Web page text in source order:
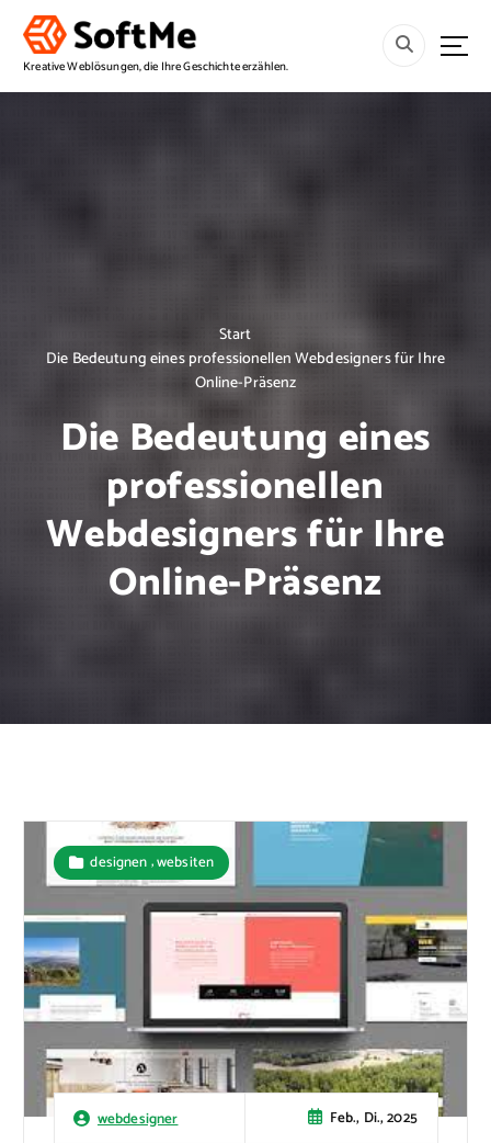
Kreative Weblösungen, die Ihre Geschichte erzählen.
Start
Die Bedeutung eines professionellen Webdesigners für Ihre
Online-Präsenz
Die Bedeutung eines
professionellen
Webdesigners für Ihre
Online-Präsenz
webdesigner Feb., Di., 2025
designen,websiten